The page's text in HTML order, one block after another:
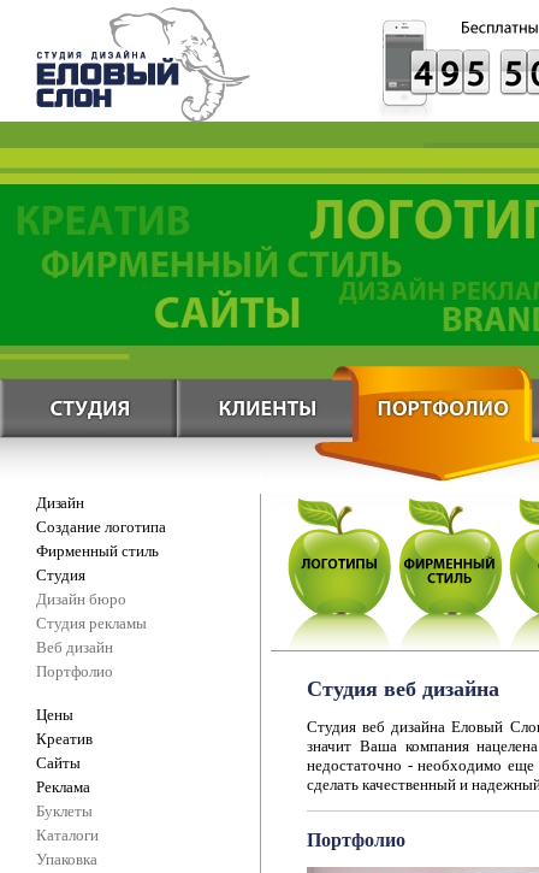
Дизайн
Создание логотипа
Фирменный стиль
Студия
Дизайн бюро
Студия рекламы
Веб дизайн
Портфолио
Цены
Креатив
Сайты
Реклама
Буклеты
Каталоги
Упаковка
Студия веб дизайна
Студия веб дизайна Еловый
значит Ваша компания
недостаточно - необходимо
сделать качественный и
Портфолио